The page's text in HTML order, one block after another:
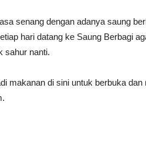
senang dengan adanya saung
hari datang ke Saung Berbagi
sahur nanti.
makanan di sini untuk berbuka